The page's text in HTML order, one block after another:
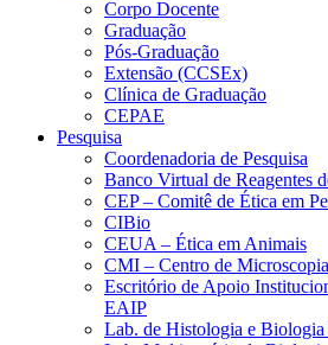
Corpo Docente
Graduação
Pós-Graduação
Extensão (CCSEx)
Clínica de Graduação
CEPAE
Pesquisa
Coordenadoria de Pesquisa
Banco Virtual de Reagentes
CEP – Comitê de Ética em
CIBio
CEUA – Ética em Animais
CMI – Centro de
Escritório de Apoio
EAIP
Lab. de Histologia e